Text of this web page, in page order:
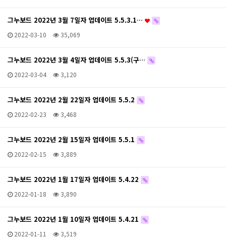
그누보드 2022년 3월 7일자 업데이트 5.5.3.1…
2022-03-10 35,069
그누보드 2022년 3월 4일자 업데이트 5.5.3(구…
2022-03-04 3,120
그누보드 2022년 2월 22일자 업데이트 5.5.2
2022-02-23 3,468
그누보드 2022년 2월 15일자 업데이트 5.5.1
2022-02-15 3,889
그누보드 2022년 1월 17일자 업데이트 5.4.22
2022-01-18 3,890
그누보드 2022년 1월 10일자 업데이트 5.4.21
2022-01-11 3,519